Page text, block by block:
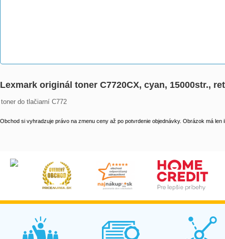
Lexmark originál toner C7720CX, cyan, 15000str.,
toner do tlačiarní C772
Obchod si vyhradzuje právo na zmenu ceny až po potvrdenie objednávky. Obrázok má len